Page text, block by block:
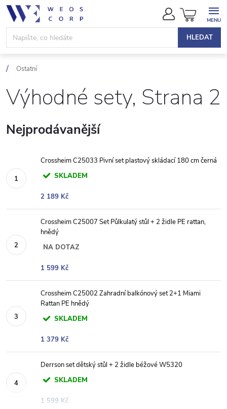
Přejít
obsah
HLEDAT
NÁKUPNÍ
KOŠÍK
Ostatní
Výhodné sety, Strana 2
Nejprodávanější
Crossheim C25033 Pivní set plastový skládací 180 cm černá
SKLADEM
2 189 Kč
Crossheim C25007 Set Půlkulatý stůl + 2 židle PE rattan,
hnědý
NA DOTAZ
1 599 Kč
Crossheim C25002 Zahradní balkónový set 2+1 Miami
Rattan PE hnědý
SKLADEM
1 379 Kč
Derrson set dětský stůl + 2 židle béžové W5320
SKLADEM
1 599 Kč